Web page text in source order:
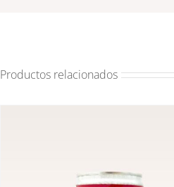
Productos relacionados